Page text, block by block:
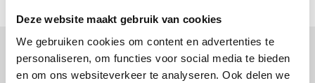
Deze website maakt gebruik van cookies
We gebruiken cookies om content en advertenties te
personaliseren, om functies voor social media te bieden
en om ons websiteverkeer te analyseren. Ook delen we
Nieuwe informatie over de